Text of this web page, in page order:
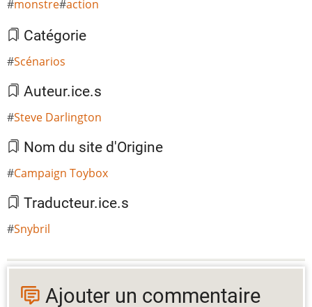
monstre action
Catégorie
Scénarios
Auteur.ice.s
Steve Darlington
Nom du site d'Origine
Campaign Toybox
Traducteur.ice.s
Snybril
Ajouter un commentaire